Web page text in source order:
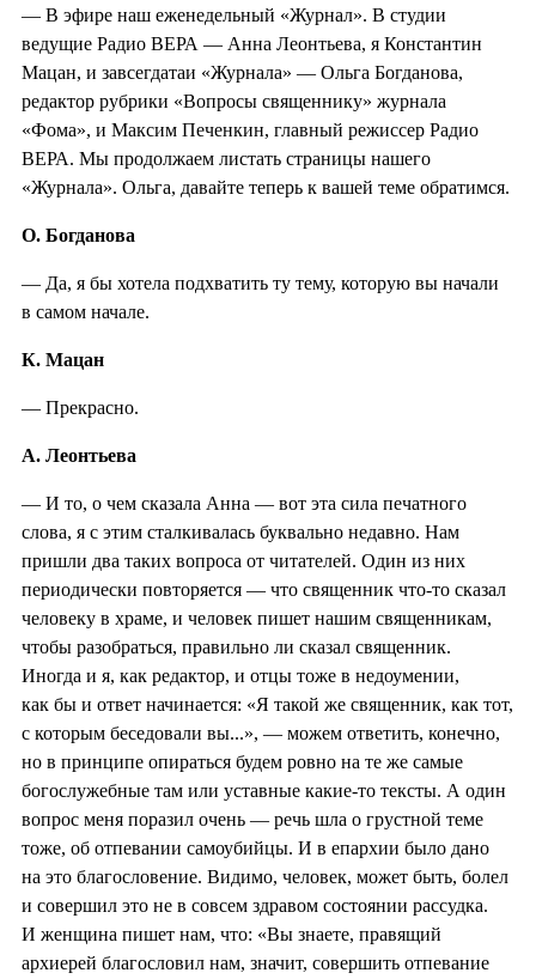
— В эфире наш еженедельный «Журнал». В студии
ведущие Радио ВЕРА — Анна Леонтьева, я Константин
Мацан, и завсегдатаи «Журнала» — Ольга Богданова,
редактор рубрики «Вопросы священнику» журнала
«Фома», и Максим Печенкин, главный режиссер Радио
ВЕРА. Мы продолжаем листать страницы нашего
«Журнала». Ольга, давайте теперь к вашей теме обратимся.
О. Богданова
— Да, я бы хотела подхватить ту тему, которую вы начали
в самом начале.
К. Мацан
— Прекрасно.
А. Леонтьева
— И то, о чем сказала Анна — вот эта сила печатного
слова, я с этим сталкивалась буквально недавно. Нам
пришли два таких вопроса от читателей. Один из них
периодически повторяется — что священник что-то сказал
человеку в храме, и человек пишет нашим священникам,
чтобы разобраться, правильно ли сказал священник.
Иногда и я, как редактор, и отцы тоже в недоумении,
как бы и ответ начинается: «Я такой же священник, как тот,
с которым беседовали вы...», — можем ответить, конечно,
но в принципе опираться будем ровно на те же самые
богослужебные там или уставные какие-то тексты. А один
вопрос меня поразил очень — речь шла о грустной теме
тоже, об отпевании самоубийцы. И в епархии было дано
на это благословение. Видимо, человек, может быть, болел
и совершил это не в совсем здравом состоянии рассудка.
И женщина пишет нам, что: «Вы знаете, правящий
архиерей благословил нам, значит, совершить отпевание